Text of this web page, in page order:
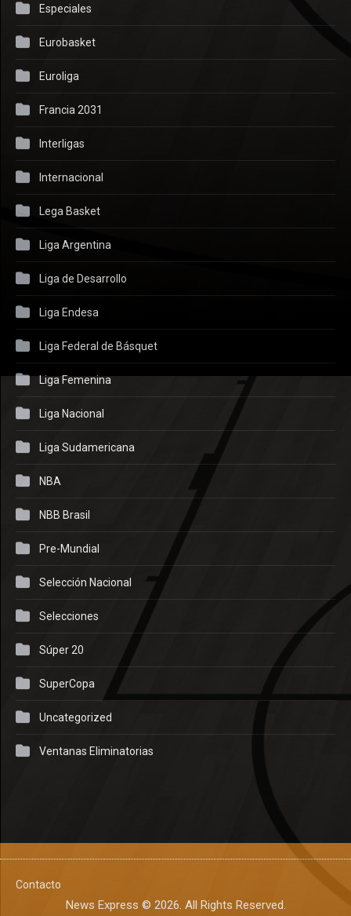
Especiales
Eurobasket
Euroliga
Francia 2031
Interligas
Internacional
Lega Basket
Liga Argentina
Liga de Desarrollo
Liga Endesa
Liga Federal de Básquet
Liga Femenina
Liga Nacional
Liga Sudamericana
NBA
NBB Brasil
Pre-Mundial
Selección Nacional
Selecciones
Súper 20
SuperCopa
Uncategorized
Ventanas Eliminatorias
Contacto
News Express © 2026. All Rights Reserved.